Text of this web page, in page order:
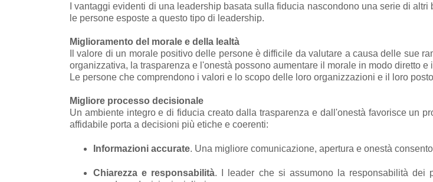
I vantaggi evidenti di una leadership basata sulla fiducia nascondono una serie di
le persone esposte a questo tipo di leadership.
Miglioramento del morale e della lealtà
Il valore di un morale positivo delle persone è difficile da valutare a causa delle sue
organizzativa, la trasparenza e l'onestà possono aumentare il morale in modo diretto e
Le persone che comprendono i valori e lo scopo delle loro organizzazioni e il loro
Migliore processo decisionale
Un ambiente integro e di fiducia creato dalla trasparenza e dall'onestà favorisce un
affidabile porta a decisioni più etiche e coerenti:
Informazioni accurate. Una migliore comunicazione, apertura e onestà
Chiarezza e responsabilità. I leader che si assumono la responsabilità dei